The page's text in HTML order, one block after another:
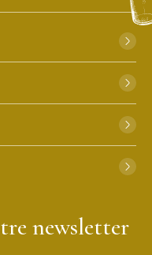
newsletter